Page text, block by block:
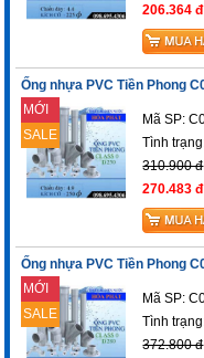
206.364 đ
Ống nhựa PVC Tiền Phong
MỚI
SALE
Mã SP:
Tình
310.900 đ
270.483 đ
Ống nhựa PVC Tiền Phong
MỚI
SALE
Mã SP:
Tình
372.800 đ